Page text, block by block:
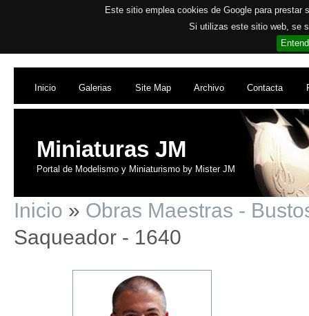
Este sitio emplea cookies de Google para
Si utilizas este sitio web, se
Inicio Galerias Site Map Archivo Contacta
Miniaturas JM
Portal de Modelismo y Miniaturismo by Mister JM
Inicio » Obras Maestras -
Saqueador - 1640